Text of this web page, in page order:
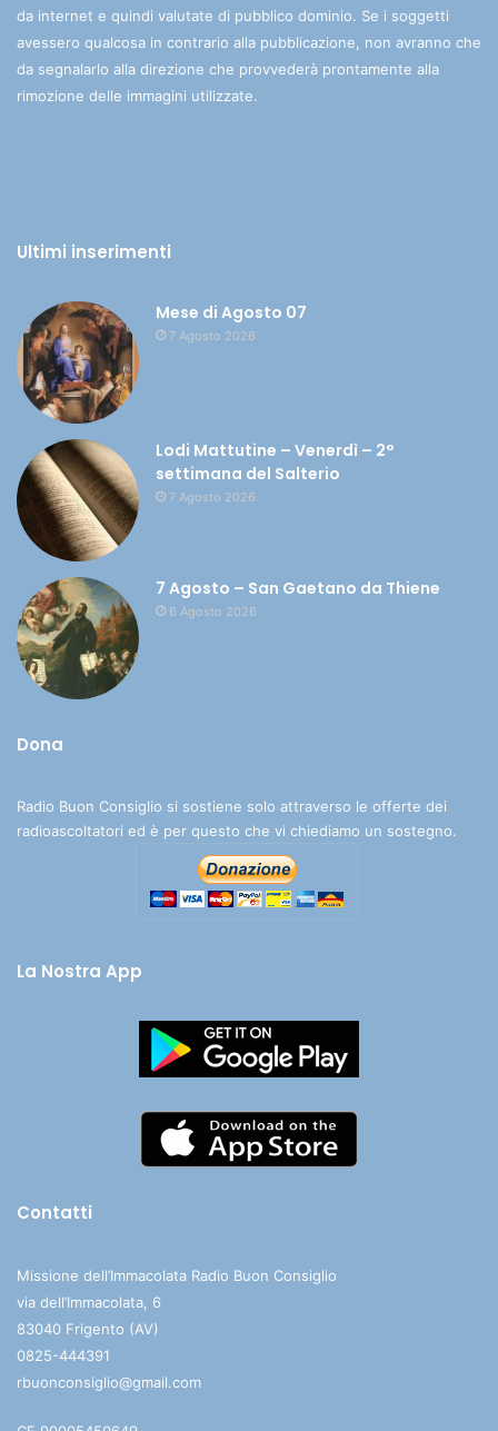
da internet e quindi valutate di pubblico dominio. Se i soggetti
avessero qualcosa in contrario alla pubblicazione, non avranno che
da segnalarlo alla direzione che provvederà prontamente alla
rimozione delle immagini utilizzate.
Ultimi inserimenti
Mese di Agosto 07
7 Agosto 2026
Lodi Mattutine – Venerdì – 2°
settimana del Salterio
7 Agosto 2026
7 Agosto – San Gaetano da Thiene
6 Agosto 2026
Dona
Radio Buon Consiglio si sostiene solo attraverso le offerte dei
radioascoltatori ed è per questo che vi chiediamo un sostegno.
La Nostra App
Contatti
Missione dell’Immacolata Radio Buon Consiglio
via dell’Immacolata, 6
83040 Frigento (AV)
0825-444391
rbuonconsiglio@gmail.com